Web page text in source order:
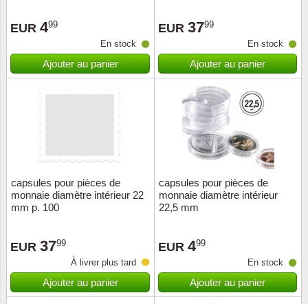
EUR 499
En stock
Ajouter au panier
EUR 3799
En stock
Ajouter au panier
capsules pour pièces de
monnaie diamètre intérieur 22
mm p. 100
EUR 3799
À livrer plus tard
Ajouter au panier
capsules pour pièces de
monnaie diamètre intérieur
22,5 mm
EUR 499
En stock
Ajouter au panier